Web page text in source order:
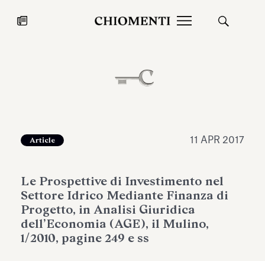
27 LUG 2026
Fondazione Torlonia inaugura la
Article 11 APR 2017
Le Prospettive di Investimento nel
Settore Idrico Mediante Finanza di
Progetto, in Analisi Giuridica
dell’Economia (AGE), il Mulino,
1/2010, pagine 249 e ss